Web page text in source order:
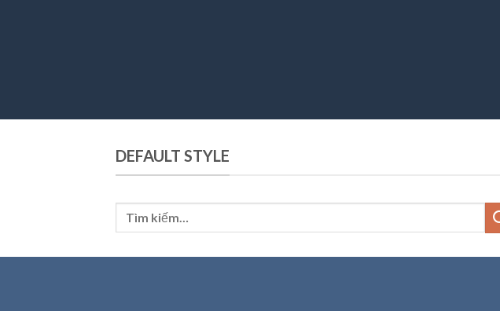
DEFAULT STYLE
Tìm
kiếm: